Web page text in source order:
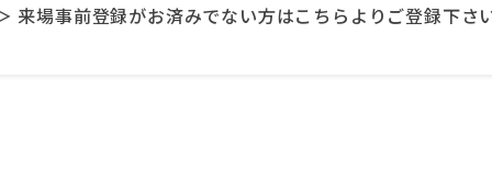
来場事前登録がお済みでない方はこちらよりご登録下さ